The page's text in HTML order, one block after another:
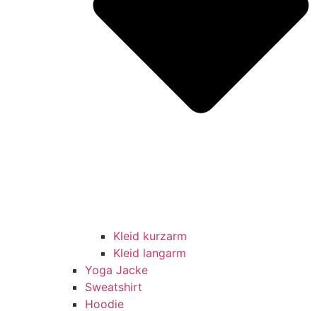
Kleid kurzarm
Kleid langarm
Yoga Jacke
Sweatshirt
Hoodie